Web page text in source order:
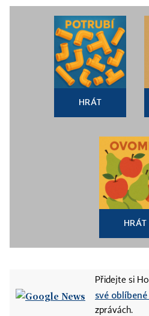
HRÁT
HRÁT
Přidejte si
své
zprávách.